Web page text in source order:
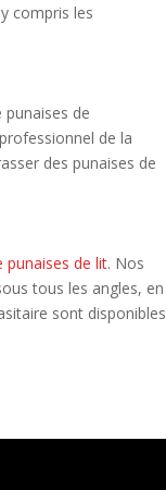
compris les
de
de la
des punaises de
punaises de lit. Nos
tous les angles, en
sont disponibles